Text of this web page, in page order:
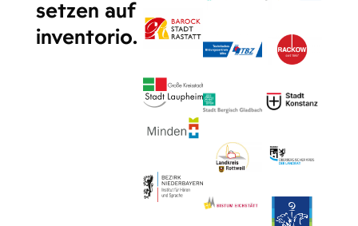
setzen auf
inventorio.